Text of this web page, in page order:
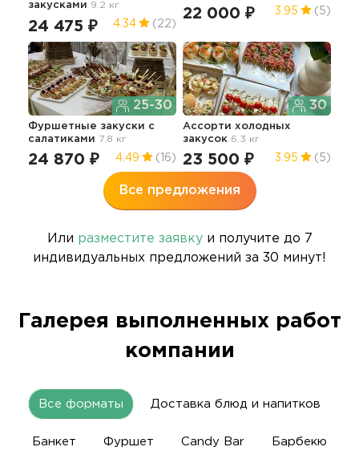
закусками 9.2 кг
24 475 ₽ 4.34 (22)
22 000 ₽ 3.95 (5)
25-30
Фуршетные закуски с
салатиками 7.8 кг
24 870 ₽ 4.49 (16)
30
Ассорти холодных
закусок 6.3 кг
23 500 ₽ 3.95 (5)
Все предложения
Или разместите заявкуи получите до 7
индивидуальных предложений за 30 минут!
Галерея выполненных работ
компании
Все форматы Доставка блюд и напитков
Банкет Фуршет Candy Bar Барбекю